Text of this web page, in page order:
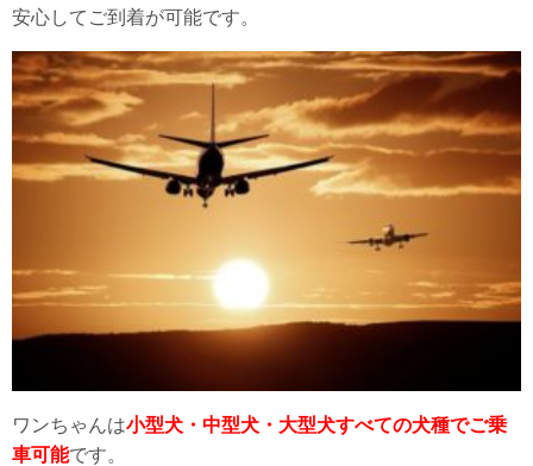
安心してご到着が可能です。
ワンちゃんは小型犬・中型犬・大型犬すべての犬種でご乗
車可能です。